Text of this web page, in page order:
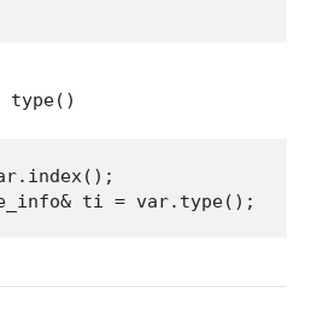
type()
// 当前类
ti = var.type();    //